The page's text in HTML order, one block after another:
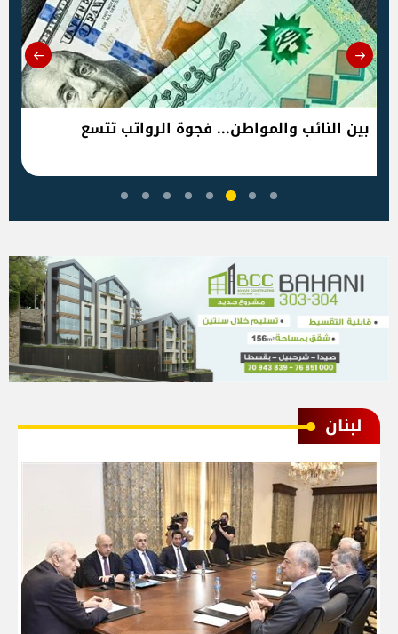
بين النائب والمواطن... فجوة الرواتب تتسع
لبنان